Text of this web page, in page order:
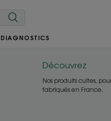
DIAGNOSTICS
Découvrez
Nos produits cultes,
fabriqués en France.